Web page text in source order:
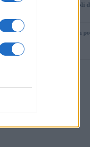
conti deposito, titoli
5
Come costruire un